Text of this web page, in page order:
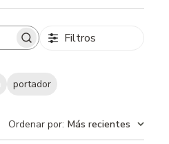
Filtros
portador
Ordenar por: Más recientes